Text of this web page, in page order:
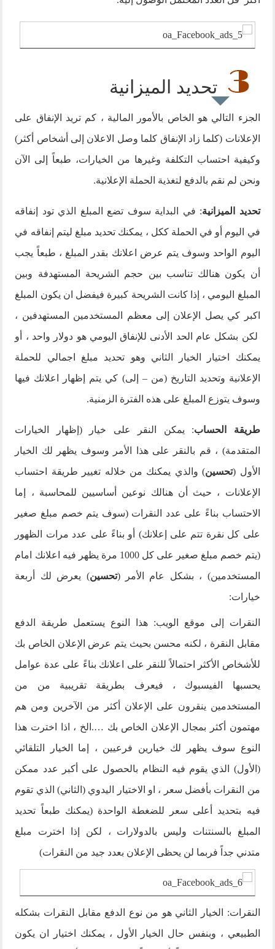
تحديد الميزانية
الجزء التالي هو الخاص بالأمور المالية ، كم تريد الإنفاق على
الإعلانات (كلما زاد الإنفاق كلما وصل الاعلان إلى أشخاص أكثر)
وكيفية احتساب التكلفة وغيرها من الخيارات، طبعاً إلى الآن
ونحن لم نقم بالدفع لتغذية الحملة الإعلانية.
تحديد الميزانية: في البداية سوف تضع المبلغ الذي تود إنفاقه
في اليوم أو في الحملة ككل ، يمكنك تحديد مبلغ ليتم إنفاقه في
اليوم الواحد وسوف يتم عرض اعلانك بقدر المبلغ ، طبعاً يجب
أن يكون هنالك تناسب بين حجم الشريحة المستهدفة وبين
المبلغ اليومي ، إذا كانت الشريحة كبيرة فيفضل ان يكون المبلغ
اكبر كي يصل الإعلان إلى معظم المستخدمين المستهدفين ،
لكن بشكل عام الحد الأدنى للإنفاق اليومي هو دولار واحد ، أو
يمكنك اختيار الخيار الثاني وهو تحديد مبلغ اجمالي للحملة
الإعلانية وتحديد التاريخ (من – إلى) كي يتم إظهار اعلانك فيها
وسوف يتوزع المبلغ على هذه الفترة الزمنية.
طريقة الحساب: يمكن النقر على خيار (إظهار الخيارات
المتقدمة) ، قم بالنقر على هذا الأمر وسوف يظهر لك الخيار
الأول (تحسين) والذي يمكنك من خلاله تغيير طريقة احتساب
الإعلانات ، حيث أن هنالك نوعين أساسيين للمحاسبة ، إما
الاحتساب بناءً على عدد النقرات (سوف يتم خصم مبلغ صغير
على كل نقرة تتم على إعلانك) أو بناءً على عدد مرات الظهور
(يتم خصم مبلغ صغير على كل 1000 مرة يظهر فيه اعلانك امام
المستخدمين) ، بشكل عام الأمر (تحسين) يعرض لك أربعة
خيارات:
النقرات إلى موقع الويب: هذا النوع يستعمل طريقة الدفع
مقابل النقرة ، لكنه محسن بحيث يتم عرض الإعلان الخاص بك
للأشخاص الأكثر احتمالاً للنقر على اعلانك بناءً على عدة عوامل
يحسبها الفيسبوك ، فيعرف بطريقة تقريبية من من
المستخدمين ينقرون على الإعلان أكثر من الآخرين ومن هم
مهتمون أكثر بمجال الإعلان الخاص بك ….الخ ، اذا اخترت هذا
النوع سوف يظهر لك خيارين فرعيين ، إما الخيار التلقائي
(الأول) الذي يقوم فيه النظام بالحصول على أكبر عدد ممكن
من النقرات بأفضل سعر ، او الاختيار اليدوي (الثاني) الذي تقوم
فيه بتحديد أعلى سعر للضغطة الواحدة (يمكنك طبعاً تحديد
المبلغ بالسنتنات وليس بالدولارات ، لكن إذا اخترت مبلغ
متدني جداً فربما لن يحظى الإعلان بعدد جيد من النقرات)
النقرات: الخيار الثاني هو من نوع الدفع مقابل النقرات بشكله
الطبيعي ، وبنفس حال الخيار الأول ، يمكنك اختيار ان يكون